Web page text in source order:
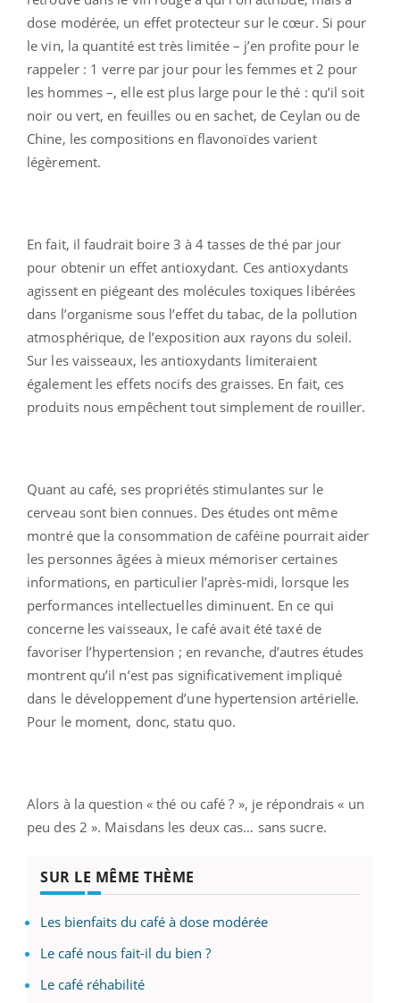
dose modérée, un effet protecteur sur le cœur. Si pour
le vin, la quantité est très limitée – j’en profite pour le
rappeler : 1 verre par jour pour les femmes et 2 pour
les hommes –, elle est plus large pour le thé : qu’il soit
noir ou vert, en feuilles ou en sachet, de Ceylan ou de
Chine, les compositions en flavonoïdes varient
légèrement.
En fait, il faudrait boire 3 à 4 tasses de thé par jour
pour obtenir un effet antioxydant. Ces antioxydants
agissent en piégeant des molécules toxiques libérées
dans l’organisme sous l’effet du tabac, de la pollution
atmosphérique, de l’exposition aux rayons du soleil.
Sur les vaisseaux, les antioxydants limiteraient
également les effets nocifs des graisses. En fait, ces
produits nous empêchent tout simplement de rouiller.
Quant au café, ses propriétés stimulantes sur le
cerveau sont bien connues. Des études ont même
montré que la consommation de caféine pourrait aider
les personnes âgées à mieux mémoriser certaines
informations, en particulier l’après-midi, lorsque les
performances intellectuelles diminuent. En ce qui
concerne les vaisseaux, le café avait été taxé de
favoriser l’hypertension ; en revanche, d’autres études
montrent qu’il n’est pas significativement impliqué
dans le développement d’une hypertension artérielle.
Pour le moment, donc, statu quo.
Alors à la question « thé ou café ? », je répondrais « un
peu des 2 ». Maisdans les deux cas… sans sucre.
SUR LE MÊME THÈME
Les bienfaits du café à dose modérée
Le café nous fait-il du bien ?
Le café réhabilité